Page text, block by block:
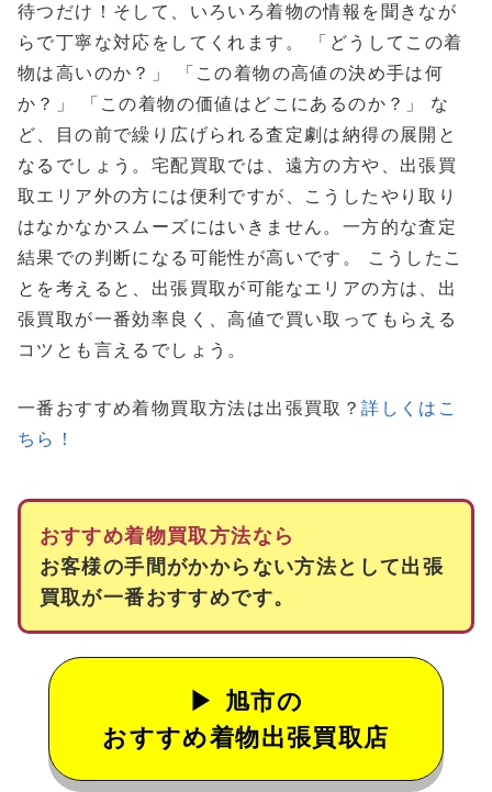
待つだけ！そして、いろいろ着物の情報を聞きなが
らで丁寧な対応をしてくれます。 「どうしてこの着
物は高いのか？」 「この着物の高値の決め手は何
か？」 「この着物の価値はどこにあるのか？」 な
ど、目の前で繰り広げられる査定劇は納得の展開と
なるでしょう。宅配買取では、遠方の方や、出張買
取エリア外の方には便利ですが、こうしたやり取り
はなかなかスムーズにはいきません。一方的な査定
結果での判断になる可能性が高いです。 こうしたこ
とを考えると、出張買取が可能なエリアの方は、出
張買取が一番効率良く、高値で買い取ってもらえる
コツとも言えるでしょう。
一番おすすめ着物買取方法は出張買取？詳しくはこ
ちら！
おすすめ着物買取方法なら
お客様の手間がかからない方法として出張
買取が一番おすすめです。
旭市の
おすすめ着物出張買取店